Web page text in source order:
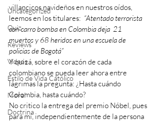
Uncategorized
Quiz
Reviews
Videos
Estilo de Vida Católico
Moral
Doctrina
villancicos navideños en nuestros oídos,
leemos en los titulares: “Atentado terrorista
con carro bomba en Colombia deja  21
muertos y 68 heridos en una escuela de
policías de Bogotá”
Y quizá, sobre el corazón de cada
colombiano se pueda leer ahora entre
lágrimas la pregunta: ¿Hasta cuándo
Colombia, hasta cuándo?
No critico la entrega del premio Nóbel, pues
para mí, independientemente de la persona